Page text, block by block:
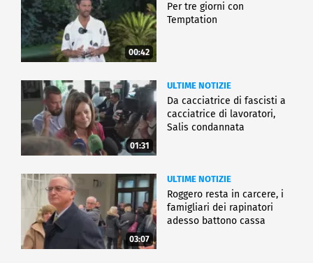
00:42
Per tre giorni con
Temptation
01:31
ULTIME NOTIZIE
Da cacciatrice di fascisti a
cacciatrice di lavoratori,
Salis condannata
03:07
ULTIME NOTIZIE
Roggero resta in carcere, i
famigliari dei rapinatori
adesso battono cassa